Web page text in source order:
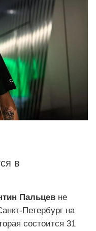
в
Пальцев не
Петербург на
состоится 31